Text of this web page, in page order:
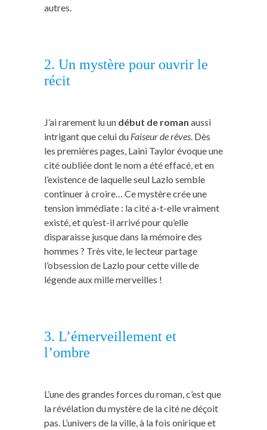
autres.
2. Un mystère pour ouvrir le
récit
J’ai rarement lu un début de roman aussi
intrigant que celui du Faiseur de rêves . Dès
les premières pages, Laini Taylor évoque une
cité oubliée dont le nom a été effacé, et en
l’existence de laquelle seul Lazlo semble
continuer à croire… Ce mystère crée une
tension immédiate : la cité a-t-elle vraiment
existé, et qu’est-il arrivé pour qu’elle
disparaisse jusque dans la mémoire des
hommes ? Très vite, le lecteur partage
l’obsession de Lazlo pour cette ville de
légende aux mille merveilles !
3. L’émerveillement et
l’ombre
L’une des grandes forces du roman, c’est que
la révélation du mystère de la cité ne déçoit
pas. L’univers de la ville, à la fois onirique et